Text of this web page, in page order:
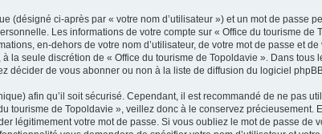
(désigné ci-après par « votre nom d’utilisateur ») et un mot de passe
Les informations de votre compte sur « Office du tourisme
en-dehors de votre nom d’utilisateur, de votre mot de passe et
la seule discrétion de « Office du tourisme de Topoldavie ». Dans
décider de vous abonner ou non à la liste de diffusion du logiciel
afin qu’il soit sécurisé. Cependant, il est recommandé de ne pas
tourisme de Topoldavie », veillez donc à le conservez
légitimement votre mot de passe. Si vous oubliez le mot de passe de